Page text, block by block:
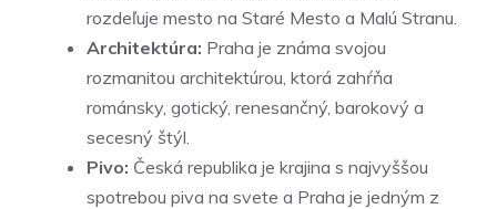
rozdeľuje mesto na Staré Mesto a Malú Stranu.
Architektúra: Praha je známa svojou
rozmanitou architektúrou, ktorá zahŕňa
románsky, gotický, renesančný, barokový a
secesný štýl.
Pivo: Česká republika je krajina s najvyššou
spotrebou piva na svete a Praha je jedným z